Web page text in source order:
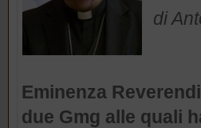
di
Eminenza
due Gmg alle quali